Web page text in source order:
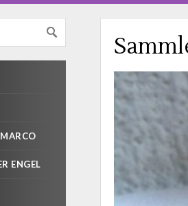
ENGEL